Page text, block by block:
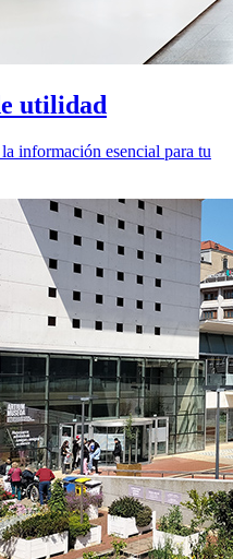
utilidad
información esencial para tu